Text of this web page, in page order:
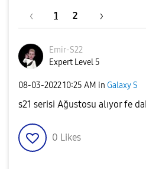
1 2
Emir-S22
Expert Level 5
‎08-03-202210:25 AM in Galaxy S
s21 serisi Ağustosu alıyor fe
0 Likes